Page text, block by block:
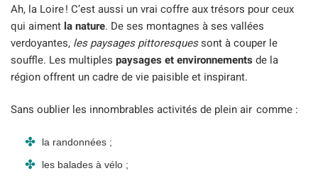
Ah, la Loire ! C’est aussi un vrai coffre aux trésors pour ceux
qui aiment la nature. De ses montagnes à ses vallées
verdoyantes, les paysages pittoresquessont à couper le
souffle. Les multiples paysages et environnementsde la
région offrent un cadre de vie paisible et inspirant.
Sans oublier les innombrables activités de plein air comme :
la randonnées ;
les balades à vélo ;